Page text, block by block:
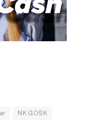
NK GOŠK